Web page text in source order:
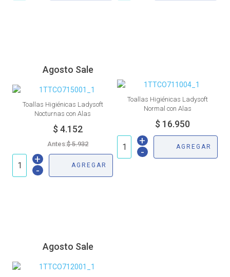
Agosto Sale
Toallas Higiénicas Ladysoft
Nocturnas con Alas
Antes:
+
-
AGREGAR
Toallas Higiénicas Ladysoft
Normal con Alas
+
-
AGREGAR
Agosto Sale